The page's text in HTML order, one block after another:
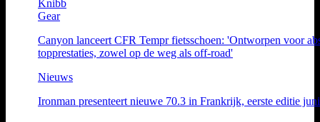
Knibb
Gear
Canyon lanceert CFR Tempr fietsschoen: 'Ontworpen voor
topprestaties, zowel op de weg als off-road'
Nieuws
Ironman presenteert nieuwe 70.3 in Frankrijk, eerste editie